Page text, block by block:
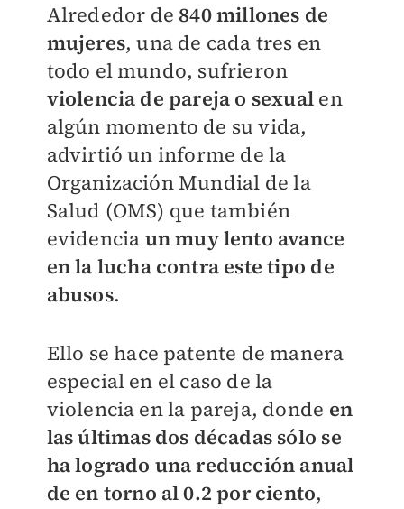
Alrededor de 840 millones de
mujeres, una de cada tres en
todo el mundo, sufrieron
violencia de pareja o sexual en
algún momento de su vida,
advirtió un informe de la
Organización Mundial de la
Salud (OMS) que también
evidencia un muy lento avance
en la lucha contra este tipo de
abusos.
Ello se hace patente de manera
especial en el caso de la
violencia en la pareja, donde en
las últimas dos décadas sólo se
ha logrado una reducción anual
de en torno al 0.2 por ciento,